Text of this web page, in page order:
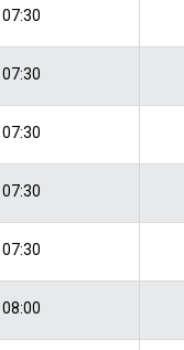
07:30
07:30
07:30
07:30
07:30
08:00